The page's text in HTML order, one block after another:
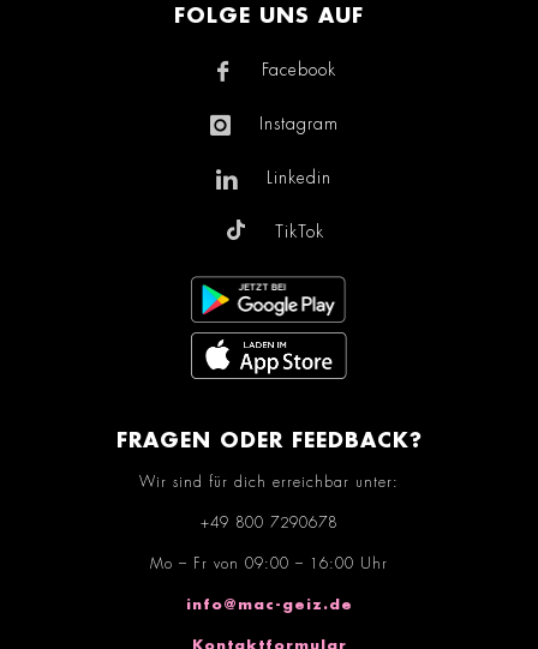
FOLGE UNS AUF
Facebook
Instagram
Linkedin
TikTok
FRAGEN ODER FEEDBACK?
Wir sind für dich erreichbar unter:
+49 800 7290678
Mo – Fr von 09:00 – 16:00 Uhr
info@mac-geiz.de
Kontaktformular